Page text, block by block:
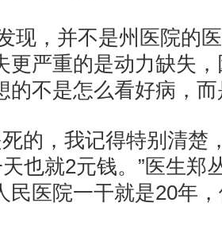
现，并不是州医院的
更严重的是动力缺失
的不是怎么看好病，
的，我记得特别清楚
也就2元钱。”医生郑
民医院一干就是20年